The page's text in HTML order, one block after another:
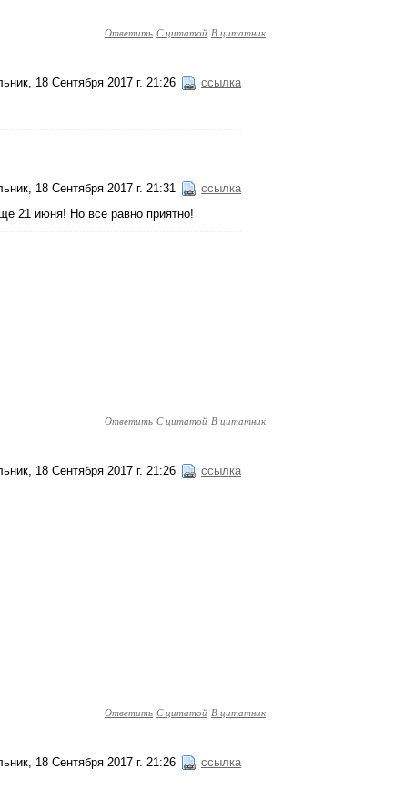
Ответить С цитатой В цитатник
18 Сентября 2017 г. 21:26 ссылка
18 Сентября 2017 г. 21:31 ссылка
21 июня! Но все равно приятно!
Ответить С цитатой В цитатник
18 Сентября 2017 г. 21:26 ссылка
Ответить С цитатой В цитатник
18 Сентября 2017 г. 21:26 ссылка